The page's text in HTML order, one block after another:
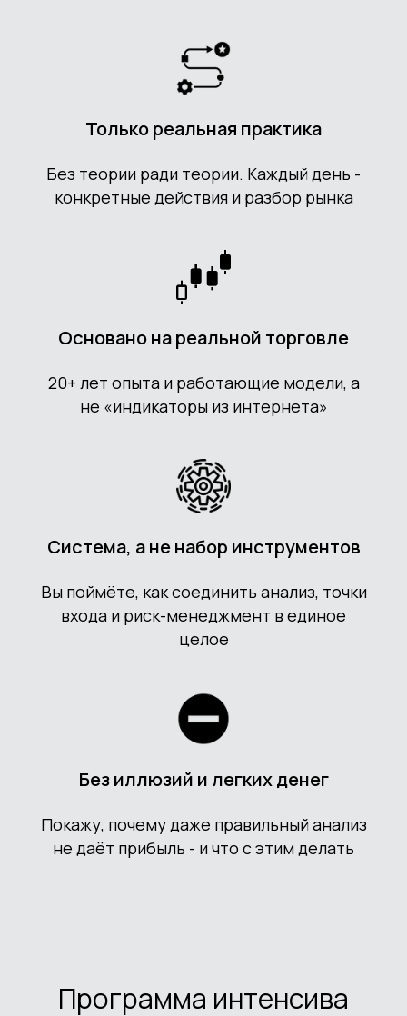
Только реальная практика
Без теории ради теории. Каждый день -
конкретные действия и разбор рынка
Основано на реальной торговле
20+ лет опыта и работающие модели, а
не «индикаторы из интернета»
Система, а не набор инструментов
Вы поймёте, как соединить анализ, точки
входа и риск-менеджмент в единое
целое
Без иллюзий и легких денег
Покажу, почему даже правильный анализ
не даёт прибыль - и что с этим делать
Программа интенсива